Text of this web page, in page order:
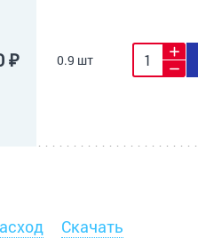
₽ 0.9 шт
Скачать